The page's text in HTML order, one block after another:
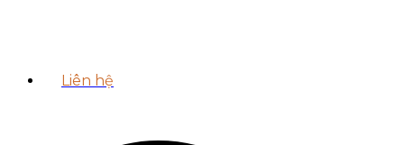
Liên hệ